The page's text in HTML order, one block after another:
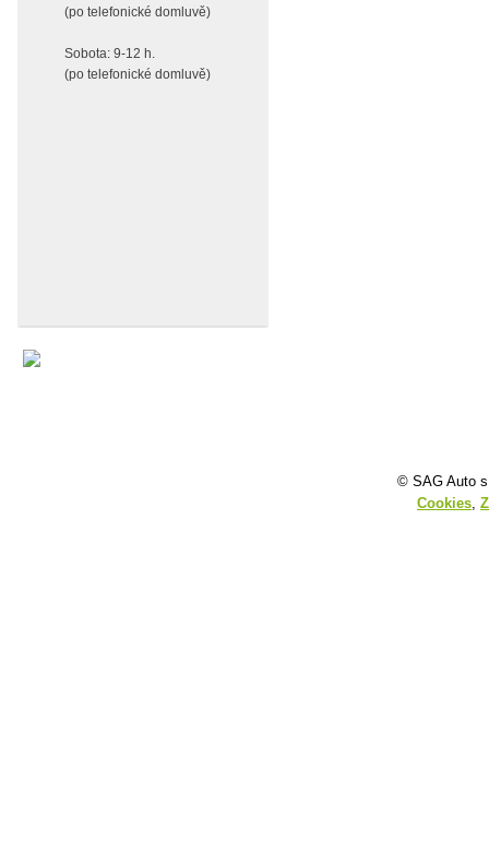
(po telefonické domluvě)
Sobota: 9-12 h.
(po telefonické domluvě)
© SAG Auto
Cookies,